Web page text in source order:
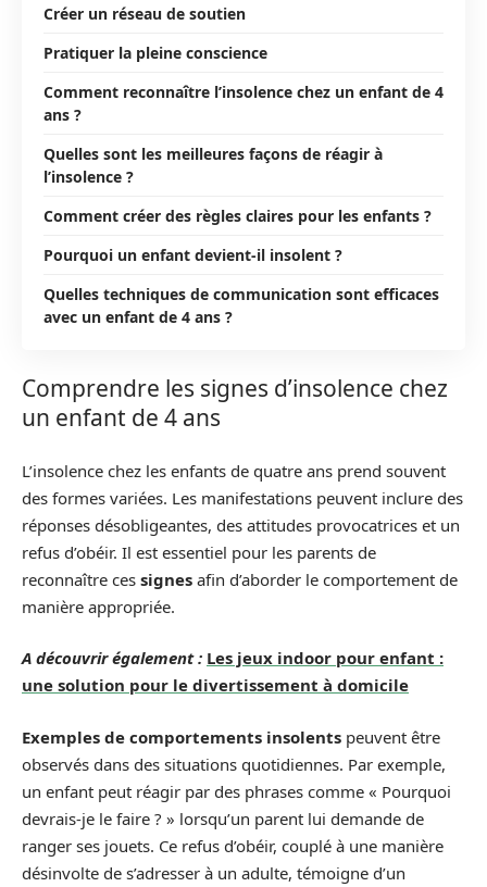
Créer un réseau de soutien
Pratiquer la pleine conscience
Comment reconnaître l’insolence chez un enfant de 4
ans ?
Quelles sont les meilleures façons de réagir à
l’insolence ?
Comment créer des règles claires pour les enfants ?
Pourquoi un enfant devient-il insolent ?
Quelles techniques de communication sont efficaces
avec un enfant de 4 ans ?
Comprendre les signes d’insolence chez
un enfant de 4 ans
L’insolence chez les enfants de quatre ans prend souvent
des formes variées. Les manifestations peuvent inclure des
réponses désobligeantes, des attitudes provocatrices et un
refus d’obéir. Il est essentiel pour les parents de
reconnaître ces signes afin d’aborder le comportement de
manière appropriée.
A découvrir également : Les jeux indoor pour enfant :
une solution pour le divertissement à domicile
Exemples de comportements insolents peuvent être
observés dans des situations quotidiennes. Par exemple,
un enfant peut réagir par des phrases comme « Pourquoi
devrais-je le faire ? » lorsqu’un parent lui demande de
ranger ses jouets. Ce refus d’obéir, couplé à une manière
désinvolte de s’adresser à un adulte, témoigne d’un